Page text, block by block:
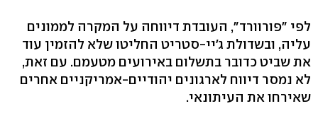
לפי "פורוורד", העובדת דיווחה על המקרה לממונים
עליה, ובשדולת ג'יי-סטריט החליטו שלא להזמין עוד
את שביט כדובר בתשלום באירועים מטעמם. עם זאת,
לא נמסר דיווח לארגונים יהודיים-אמריקניים אחרים
שאירחו את העיתונאי.